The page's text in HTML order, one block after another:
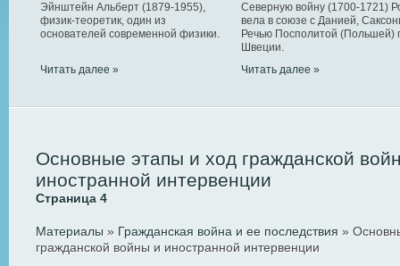
Эйнштейн Альберт (1879-1955),
физик-теоретик, один из
основателей современной физики.
Читать далее »
Северную войну (1700-1721)
вела в союзе с Данией,
Речью Посполитой (Польшей)
Швеции.
Читать далее »
Основные этапы и ход гражданской
иностранной интервенции
Страница 4
Материалы » Гражданская война и ее последствия »
гражданской войны и иностранной интервенции